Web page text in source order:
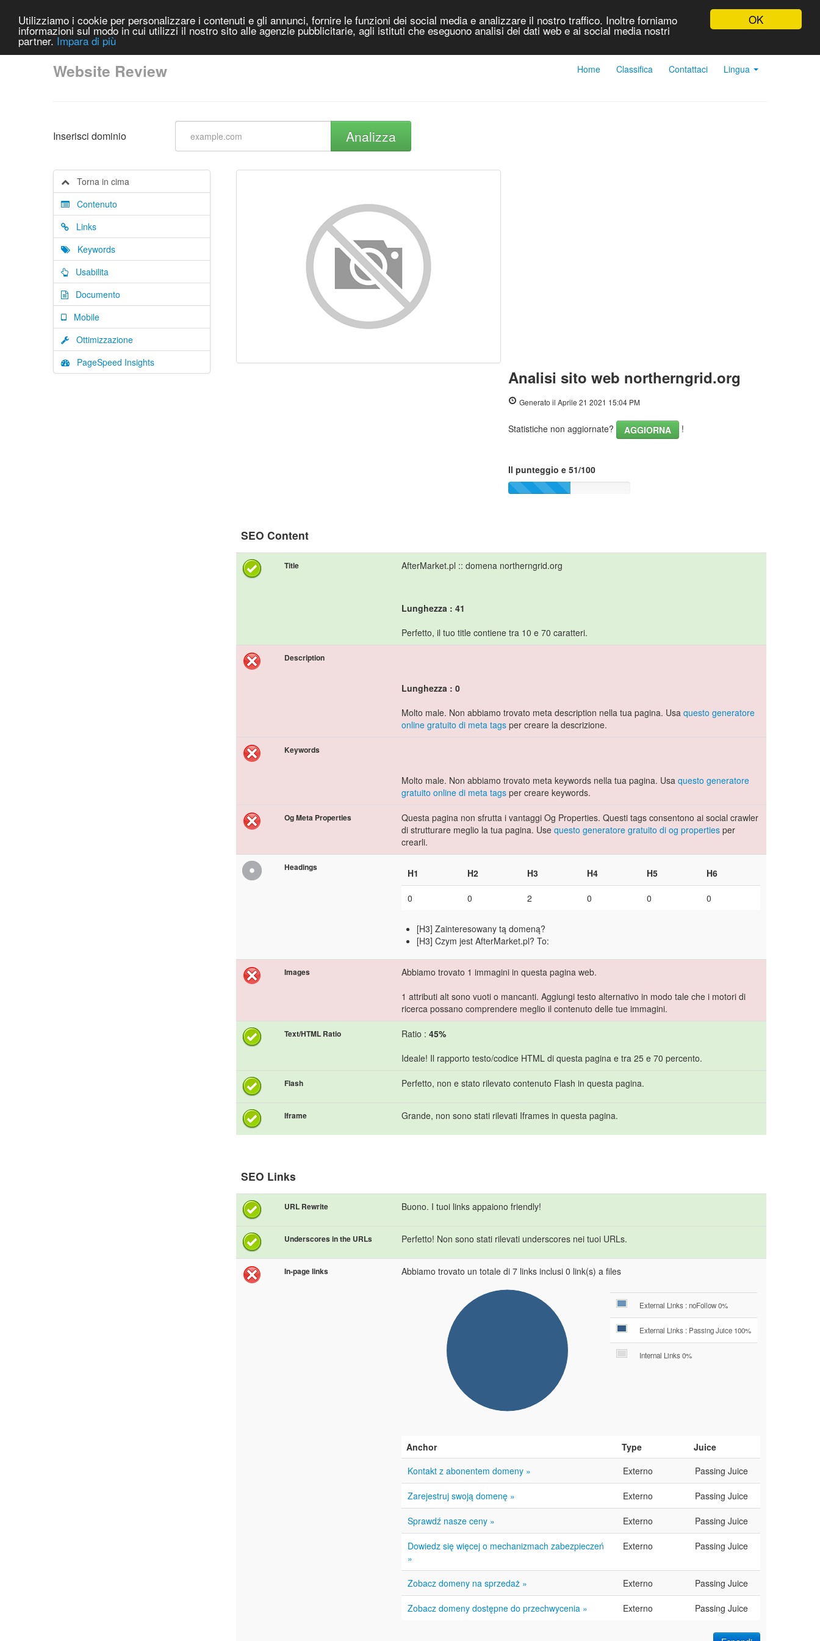
OK
Utilizziamo i cookie per personalizzare i contenuti e gli annunci, fornire le funzioni dei social media e analizzare il nostro traffico. Inoltre forniamo
informazioni sul modo in cui utilizzi il nostro sito alle agenzie pubblicitarie, agli istituti che eseguono analisi dei dati web e ai social media nostri
partner. Impara di più
Home Classifica Contattaci Lingua
Website Review
Inserisci dominio Analizza
Torna in cima
Contenuto
Links
Keywords
Usabilita
Documento
Mobile
Ottimizzazione
PageSpeed Insights
Analisi sito web northerngrid.org
Generato il Aprile 21 2021 15:04 PM
Statistiche non aggiornate? AGGIORNA !
Il punteggio e 51/100
SEO Content
Title AfterMarket.pl :: domena northerngrid.org
Lunghezza : 41
Perfetto, il tuo title contiene tra 10 e 70 caratteri.
Description
Lunghezza : 0
Molto male. Non abbiamo trovato meta description nella tua pagina. Usa questo generatore
online gratuito di meta tags per creare la descrizione.
Keywords
Molto male. Non abbiamo trovato meta keywords nella tua pagina. Usa questo generatore
gratuito online di meta tags per creare keywords.
Og Meta Properties
Questa pagina non sfrutta i vantaggi Og Properties. Questi tags consentono ai social crawler
di strutturare meglio la tua pagina. Use questo generatore gratuito di og properties per
crearli.
Headings H1 H2 H3 H4 H5 H6
0 0 2 0 0 0
[H3] Zainteresowany tą domeną?
[H3] Czym jest AfterMarket.pl? To:
Images
Abbiamo trovato 1 immagini in questa pagina web.
1 attributi alt sono vuoti o mancanti. Aggiungi testo alternativo in modo tale che i motori di
ricerca possano comprendere meglio il contenuto delle tue immagini.
Text/HTML Ratio Ratio : 45%
Ideale! Il rapporto testo/codice HTML di questa pagina e tra 25 e 70 percento.
Flash Perfetto, non e stato rilevato contenuto Flash in questa pagina.
Iframe Grande, non sono stati rilevati Iframes in questa pagina.
SEO Links
URL Rewrite Buono. I tuoi links appaiono friendly!
Underscores in the URLs Perfetto! Non sono stati rilevati underscores nei tuoi URLs.
In-page links Abbiamo trovato un totale di 7 links inclusi 0 link(s) a files
External Links : noFollow 0%
External Links : Passing Juice 100%
Internal Links 0%
Anchor Type
Juice
Kontakt z abonentem domeny »
Externo Passing Juice
Zarejestruj swoją domenę » Externo Passing Juice
Sprawdź nasze ceny » Externo Passing Juice
Dowiedz się więcej o mechanizmach zabezpieczeń
»
Externo Passing Juice
Zobacz domeny na sprzedaż » Externo Passing Juice
Zobacz domeny dostępne do przechwycenia » Externo Passing Juice